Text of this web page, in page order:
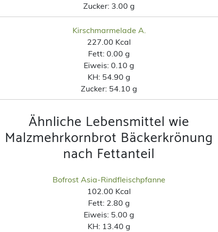
Zucker: 3.00 g
Kirschmarmelade A.
227.00 Kcal
Fett: 0.00 g
Eiweis: 0.10 g
KH: 54.90 g
Zucker: 54.10 g
Ähnliche Lebensmittel wie
Malzmehrkornbrot Bäckerkrönung
nach Fettanteil
Bofrost Asia-Rindfleischpfanne
102.00 Kcal
Fett: 2.80 g
Eiweis: 5.00 g
KH: 13.40 g